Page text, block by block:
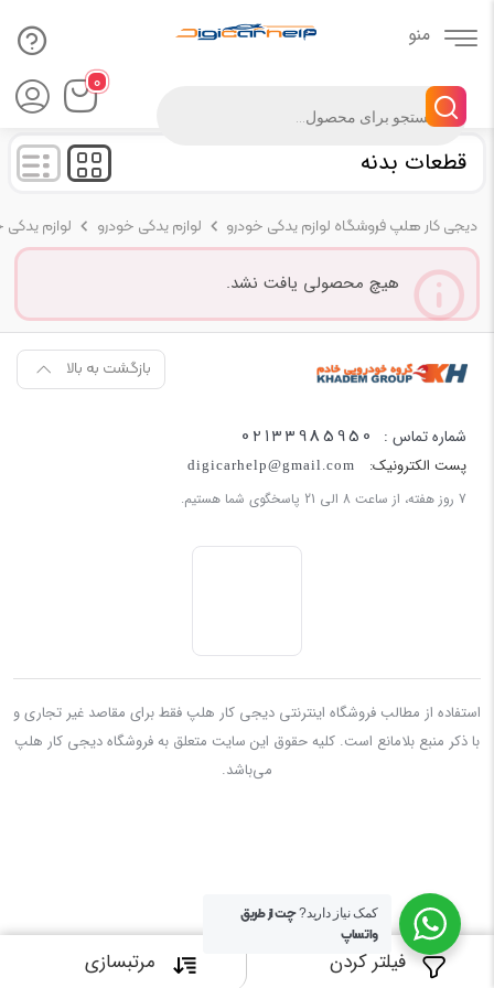
۰ Products
search
مرتبسازی فیلتر کردن
قطعات بدنه
دیجی کار هلپ فروشگاه لوازم یدکی خودرو لوازم یدکی خودرو لوازم
هیچ محصولی یافت نشد.
بازگشت به بالا
شماره تماس : 02133985950
پست الکترونیک: digicarhelp@gmail.com
7 روز هفته، از ساعت 8 الی 21 پاسخگوی شما هستیم.
استفاده از مطالب فروشگاه اینترنتی دیجی کار هلپ فقط برای مقاصد غیر تجاری و
با ذکر منبع بلامانع است. کليه حقوق اين سايت متعلق به فروشگاه دیجی کار هلپ
می‌باشد.
کمک نیاز دارید?چت از طریق
واتساپ